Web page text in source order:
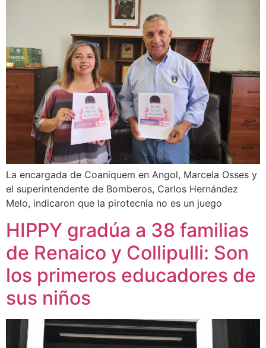
La encargada de Coaniquem en Angol, Marcela Osses y
el superintendente de Bomberos, Carlos Hernández
Melo, indicaron que la pirotecnia no es un juego
HIPPY gradúa a 38 familias
de Renaico y Collipulli: Son
los primeros educadores de
sus niños